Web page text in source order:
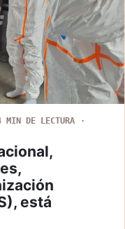
MIN DE LECTURA
está